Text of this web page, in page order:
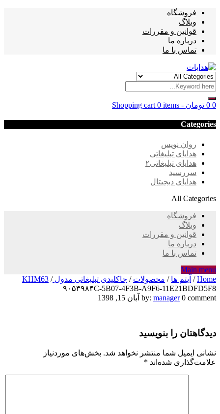
فروشگاه
وبلاگ
قوانین و مقررات
درباره ما
تماس با ما
Shopping cart 0 items - 0 تومان 0
Categories
روان نویس
هدایای تبلیغاتی
هدایای تبلیغاتی۲
سررسید
هدایای دیجیتال
All Categories
فروشگاه
وبلاگ
قوانین و مقررات
درباره ما
تماس با ما
Main menu
Home
/ آیتم ها / محصولات / جاکلیدی تبلیغاتی مدول KHM63/
۹۰۵۳۹۸۴C-5B07-4F3B-A9F6-11E21BDFD5F8
۹۰۵۳۹۸۴C-
4F3B-
A9F6-
11E21BDFD5F8
by: manager 0 comment آبان 15, 1398
دیدگاهتان را بنویسید
نشانی ایمیل شما منتشر نخواهد شد. بخش‌های موردنیاز
علامت‌گذاری شده‌اند *